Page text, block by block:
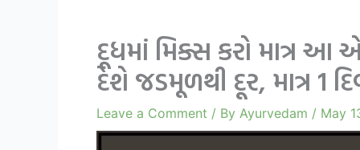
દૂધમાં મિક્સ કરો માત્ર આ
દેશે જડમૂળથી દૂર, માત્ર 1
Leave a Comment / By Ayurvedam / May